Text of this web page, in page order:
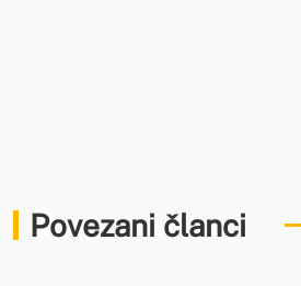
Povezani članci